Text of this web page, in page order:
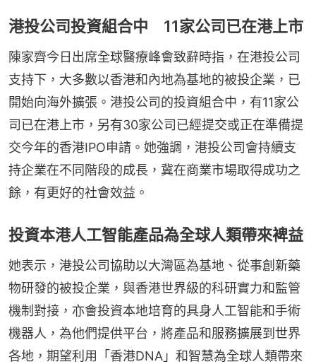
港投公司投資組合中 11家公司已在港上市
陳家齊今日出席全球醫療峰會致辭時指，在港投公司
支持下，大多數以香港和內地為基地的被投企業，已
開始向海外擴張。港投公司的投資組合中，有11家公
司已在港上市，另有30家公司已經提交或正在準備提
交今年的香港IPO申請。她強調，港投公司會持續支
持企業在不同階段的成長，冀在商業市場取得成功之
餘，有更好的社會效益。
投資本港人工智能產品為全球人類帶來裨益
她表示，港投公司協助以大灣區為基地、從事創新藥
物研發的被投企業，與香港世界級的科研實力和監管
機制對接，亦會投資本地培育的具身人工智能和手術
機器人，為他們提供平台，將產品和服務擴展到世界
各地，期望利用「香港DNA」和智慧為全球人類帶來